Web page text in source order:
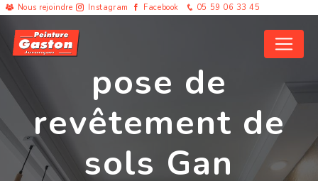
Nous rejoindre Instagram Facebook 05 59 06 33 45
pose de
revêtement de
sols Gan
Panneau de gestion des cookies